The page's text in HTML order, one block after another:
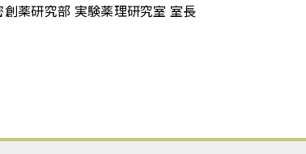
薬研究部 実験薬理研究室 室長